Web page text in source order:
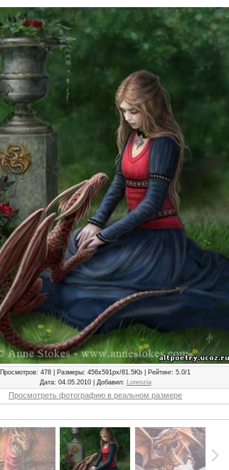
Просмотров: 478 | Размеры: 456x591px/81.5Kb | Рейтинг: 5.0/1
Дата: 04.05.2010 | Добавил: Lorenzia
Просмотреть фотографию в реальном размере